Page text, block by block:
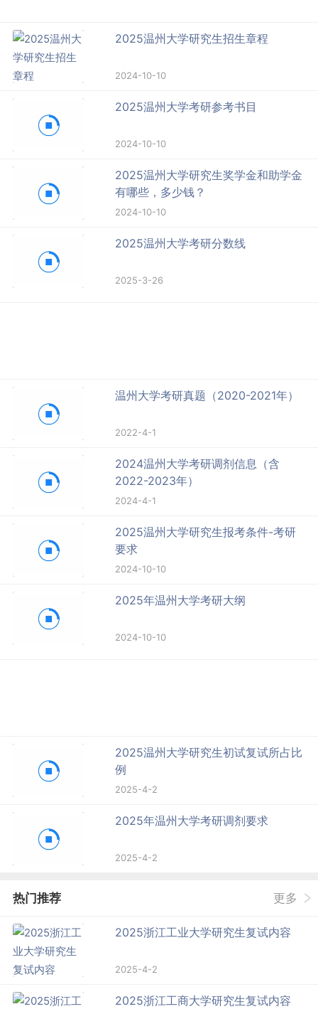
2025温州大学研究生招生章程
2024-10-10
2025温州大学考研参考书目
2024-10-10
2025温州大学研究生奖学金和助学金
有哪些，多少钱？
2024-10-10
2025温州大学考研分数线
2025-3-26
温州大学考研真题（2020-2021年）
2022-4-1
2024温州大学考研调剂信息（含
2022-2023年）
2024-4-1
2025温州大学研究生报考条件-考研
要求
2024-10-10
2025年温州大学考研大纲
2024-10-10
2025温州大学研究生初试复试所占比
例
2025-4-2
2025年温州大学考研调剂要求
2025-4-2
热门推荐 更多
2025浙江工业大学研究生复试内容
2025-4-2
2025浙江工商大学研究生复试内容